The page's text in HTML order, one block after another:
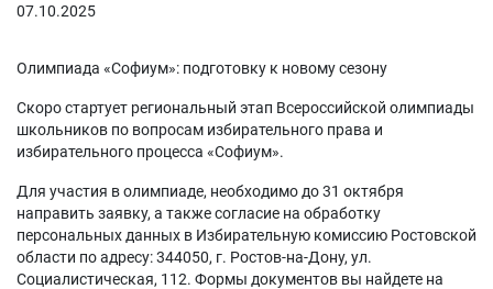
07.10.2025
Олимпиада «Софиум»: подготовку к новому сезону
Скоро стартует региональный этап Всероссийской олимпиады
школьников по вопросам избирательного права и
избирательного процесса «Софиум».
Для участия в олимпиаде, необходимо до 31 октября
направить заявку, а также согласие на обработку
персональных данных в Избирательную комиссию Ростовской
области по адресу: 344050, г. Ростов-на-Дону, ул.
Социалистическая, 112. Формы документов вы найдете на